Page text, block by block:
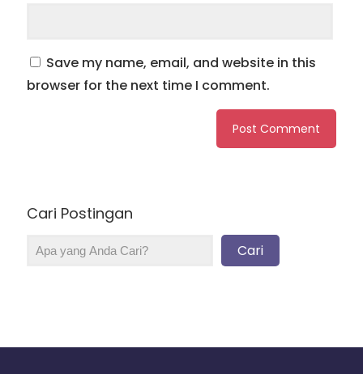
Save my name, email, and website in this
browser for the next time I comment.
Cari Postingan
Cari